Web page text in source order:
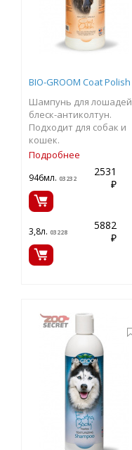
BIO-GROOM Coat Polish
Шампунь для лошадей
блеск-антиколтун.
Подходит для собак и
кошек.
Подробнее
946мл. 03232
2531
₽
3,8л. 03228
5882
₽